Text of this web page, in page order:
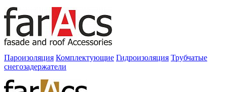
Пароизоляция Комплектующие Гидроизоляция Трубчатые
снегозадержатели